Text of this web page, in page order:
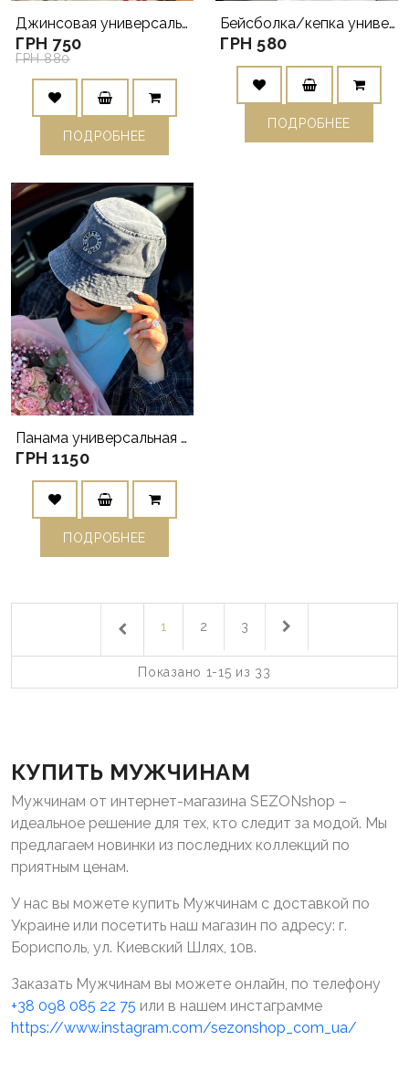
Джинсовая универсальная кепка голубая NY
ГРН 750
ГРН 880
ПОДРОБНЕЕ
Бейсболка/кепка универсальная NY серая
ГРН 580
ПОДРОБНЕЕ
Панама универсальная серая джинсовая в стиле Хром Хартс.
ГРН 1150
ПОДРОБНЕЕ
1 2 3
Показано 1-15 из 33
КУПИТЬ МУЖЧИНАМ
Мужчинам от интернет-магазина SEZONshop –
идеальное решение для тех, кто следит за модой. Мы
предлагаем новинки из последних коллекций по
приятным ценам.
У нас вы можете купить Мужчинам с доставкой по
Украине или посетить наш магазин по адресу: г.
Борисполь, ул. Киевский Шлях, 10в.
Заказать Мужчинам вы можете онлайн, по телефону
+38 098 085 22 75 или в нашем инстаграмме
https://www.instagram.com/sezonshop_com_ua/